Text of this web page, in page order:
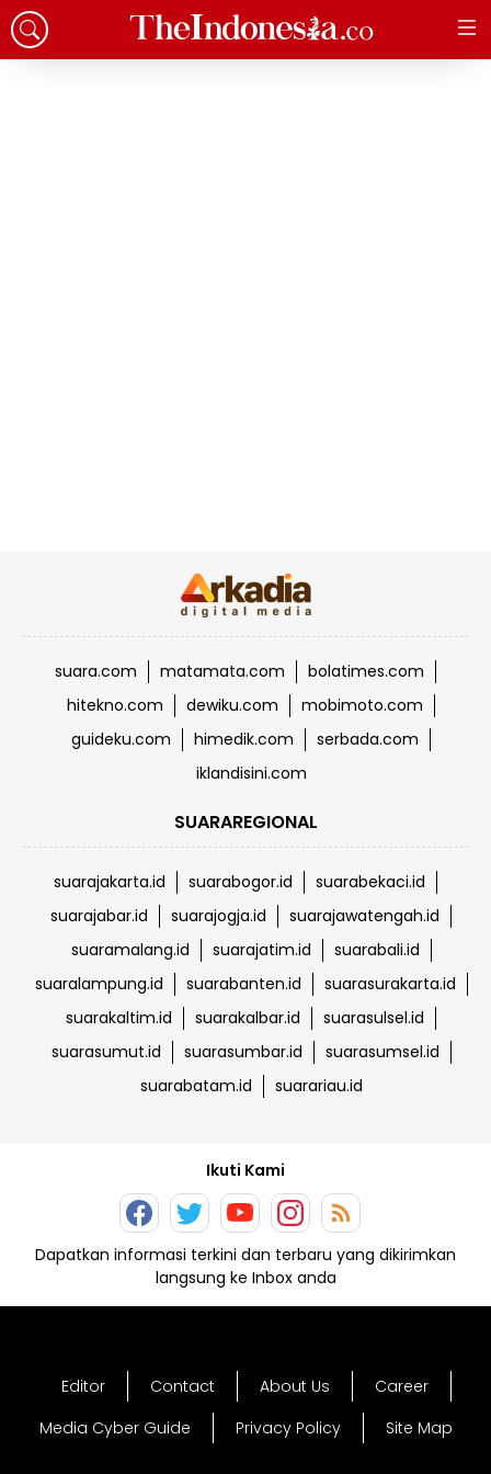
suara.com matamata.com
bolatimes.com
hitekno.com
dewiku.com
mobimoto.com
guideku.com
himedik.com
serbada.com
iklandisini.com
SUARAREGIONAL
suarajakarta.id suarabogor.id
suarabekaci.id
suarajabar.id
suarajogja.id
suarajawatengah.id
suaramalang.id
suarajatim.id
suarabali.id
suaralampung.id
suarabanten.id
suarasurakarta.id
suarakaltim.id
suarakalbar.id
suarasulsel.id
suarasumut.id
suarasumbar.id
suarasumsel.id
suarabatam.id
suarariau.id
Ikuti Kami
Dapatkan informasi terkini dan terbaru yang dikirimkan
langsung ke Inbox anda
Editor Contact About Us
Career
Media Cyber Guide
Privacy Policy Site Map